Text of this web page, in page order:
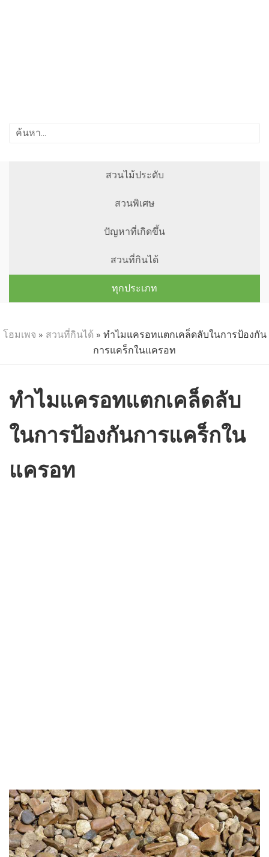
สวนไม้ประดับ
สวนพิเศษ
ปัญหาที่เกิดขึ้น
สวนที่กินได้
ทุกประเภท
โฮมเพจ » สวนที่กินได้ » ทำไมแครอทแตกเคล็ดลับในการป้องกัน
การแคร็กในแครอท
ทำไมแครอทแตกเคล็ดลับ
ในการป้องกันการแคร็กใน
แครอท